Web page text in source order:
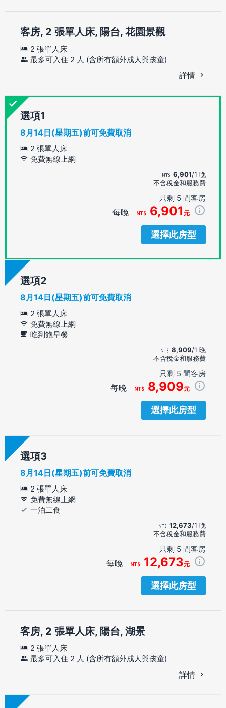
客房, 2 張單人床, 陽台, 花園景觀
2 張單人床
最多可入住 2 人 (含所有額外成人與孩童)
詳情
選項
8月14日(星期五)前可免費取消
2 張單人床
免費無線上網
6,901/1 晚
不含稅金和服務費
只剩 5 間客房
每晚 6,901 元
選擇此房型
選項
8月14日(星期五)前可免費取消
2 張單人床
免費無線上網
吃到飽早餐
8,909/1 晚
不含稅金和服務費
只剩 5 間客房
每晚 8,909元
選擇此房型
選項
8月14日(星期五)前可免費取消
2 張單人床
免費無線上網
一泊二食
12,673/1 晚
不含稅金和服務費
只剩 5 間客房
每晚 12,673元
選擇此房型
客房, 2 張單人床, 陽台, 湖景
2 張單人床
最多可入住 2 人 (含所有額外成人與孩童)
詳情